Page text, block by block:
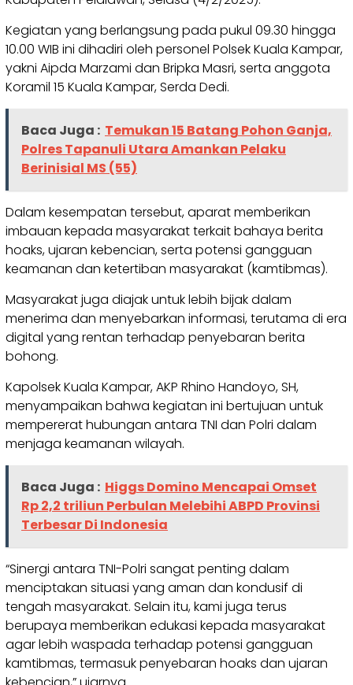
Kegiatan yang berlangsung pada pukul 09.30 hingga
10.00 WIB ini dihadiri oleh personel Polsek Kuala Kampar,
yakni Aipda Marzami dan Bripka Masri, serta anggota
Koramil 15 Kuala Kampar, Serda Dedi.
Baca Juga : Temukan 15 Batang Pohon Ganja,
Polres Tapanuli Utara Amankan Pelaku
Berinisial MS (55)
Dalam kesempatan tersebut, aparat memberikan
imbauan kepada masyarakat terkait bahaya berita
hoaks, ujaran kebencian, serta potensi gangguan
keamanan dan ketertiban masyarakat (kamtibmas).
Masyarakat juga diajak untuk lebih bijak dalam
menerima dan menyebarkan informasi, terutama di era
digital yang rentan terhadap penyebaran berita
bohong.
Kapolsek Kuala Kampar, AKP Rhino Handoyo, SH,
menyampaikan bahwa kegiatan ini bertujuan untuk
mempererat hubungan antara TNI dan Polri dalam
menjaga keamanan wilayah.
Baca Juga : Higgs Domino Mencapai Omset
Rp 2,2 triliun Perbulan Melebihi ABPD Provinsi
Terbesar Di Indonesia
“Sinergi antara TNI-Polri sangat penting dalam
menciptakan situasi yang aman dan kondusif di
tengah masyarakat. Selain itu, kami juga terus
berupaya memberikan edukasi kepada masyarakat
agar lebih waspada terhadap potensi gangguan
kamtibmas, termasuk penyebaran hoaks dan ujaran